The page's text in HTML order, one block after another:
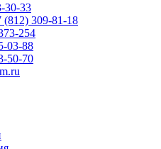
30-33
(812) 309-81-18
254
03-88
50-70